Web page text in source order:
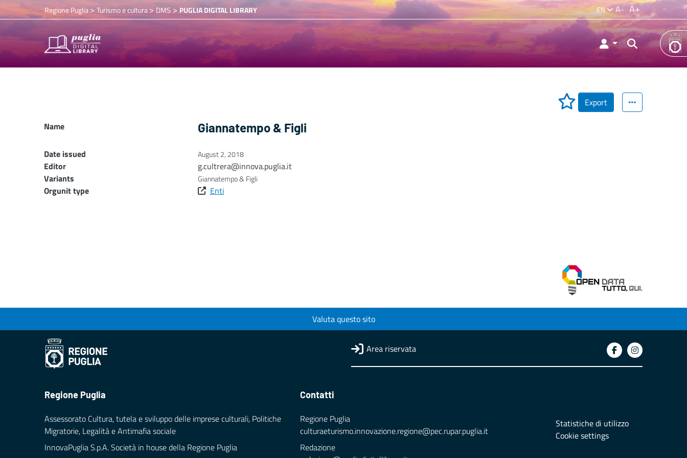
Regione Puglia> Turismo e cultura>DMS > PUGLIA DIGITAL LIBRARY EN A- A+
Export
Name
Giannatempo & Figli
Date issued August 2, 2018
Editor
g.cultrera@innova.puglia.it
Variants
Giannatempo & Figli
Orgunit type Enti
Valuta questo sito
Area riservata
Regione Puglia
Assessorato Cultura, tutela e sviluppo delle imprese culturali, Politiche
Migratorie, Legalità e Antimafia sociale
InnovaPuglia S.p.A. Società in house della Regione Puglia
Contatti
Regione Puglia
culturaeturismo.innovazione.regione@pec.rupar.puglia.it
Redazione
Statistiche di utilizzo
Cookie settings